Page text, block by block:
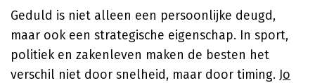
Geduld is niet alleen een persoonlijke deugd,
maar ook een strategische eigenschap. In sport,
politiek en zakenleven maken de besten het
verschil niet door snelheid, maar door timing. Jo